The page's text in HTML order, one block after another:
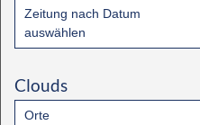
Zeitung nach Datum
auswählen
Clouds
Orte